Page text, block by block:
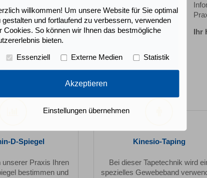
– dort können Sie Ihr Anliegen ganz
D-Spiegel
unserer Praxis Ihren
bestimmen und
Kinesio-Taping
Bei dieser Tapetechnik wird
spezielles Gewebeband
willkommen! Um unsere Website für Sie optimal
gestalten und fortlaufend zu verbessern, verwenden
Cookies. So können wir Ihnen das bestmögliche
bieten.
Essenziell Externe Medien Statistik
Akzeptieren
Einstellungen übernehmen